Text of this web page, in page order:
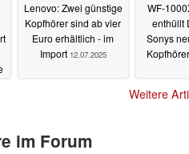
Lenovo: Zwei günstige
Kopfhörer sind ab vier
Euro erhältlich - im
Import 12.07.2025
WF-
enthüllt
Sonys
Weitere
im Forum